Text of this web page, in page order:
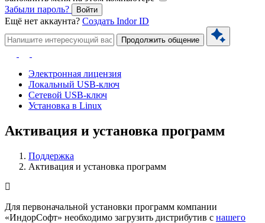
Забыли пароль?
Войти
Ещё нет аккаунта? Создать Indor ID
Продолжить общение
Электронная лицензия
Локальный USB-ключ
Сетевой USB-ключ
Установка в Linux
Активация и установка программ
Поддержка
Активация и установка программ
Для первоначальной установки программ компании
«ИндорСофт» необходимо загрузить дистрибутив c нашего